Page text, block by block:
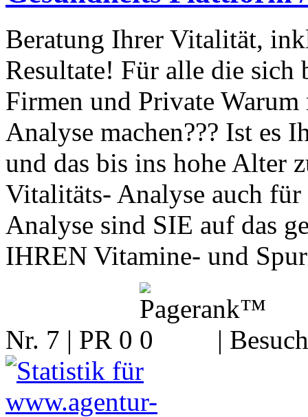
Beratung Ihrer Vitalität,
Resultate! Für alle die sich
Firmen und Private
Analyse machen??? Ist es
und das bis ins hohe Alter
Vitalitäts- Analyse auch
Analyse sind SIE auf das
IHREN Vitamine- und
Nr. 7 | PR 0 |